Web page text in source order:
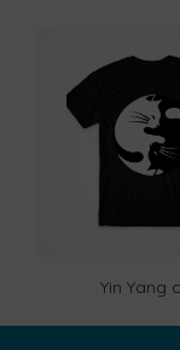
Yin Yang